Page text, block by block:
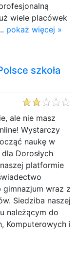
wiele placówek
pokaż więcej »
szkoła
ale nie masz
Wystarczy
naukę w
Dorosłych
platformie
gimnazjum wraz z
Siedziba naszej
należącym do
Komputerowych i